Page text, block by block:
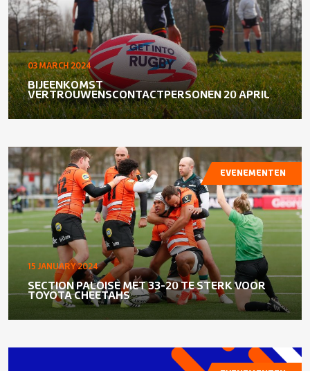
03 MARCH 2024
BIJEENKOMST
VERTROUWENSCONTACTPERSONEN 20 APRIL
15 JANUARY 2024
SECTION PALOISE MET 33-20 TE STERK VOOR
TOYOTA CHEETAHS
EVENEMENTEN